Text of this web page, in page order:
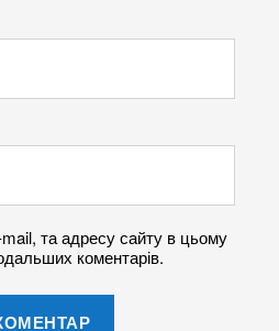
та адресу сайту в цьому
коментарів.